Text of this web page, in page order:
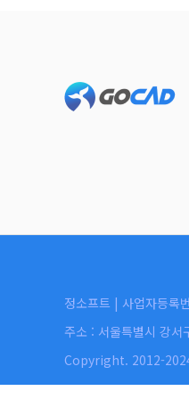
Footer
정소프트 | 사업자등
주소 : 서울특별시 강
Copyright. 2012-